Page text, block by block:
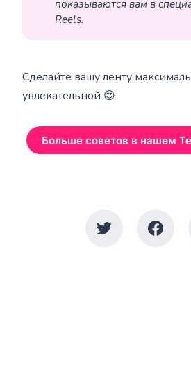
показываются вам в
Reels.
Сделайте вашу ленту
увлекательной 😍
Больше советов в нашем